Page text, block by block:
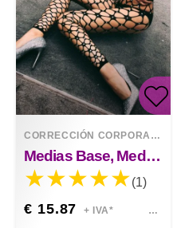
CORRECCIÓN CORPORAL
Medias Base, Medias De Red De Una Pieza, Medias Sexys
(1)
€ 15.87 + IVA*